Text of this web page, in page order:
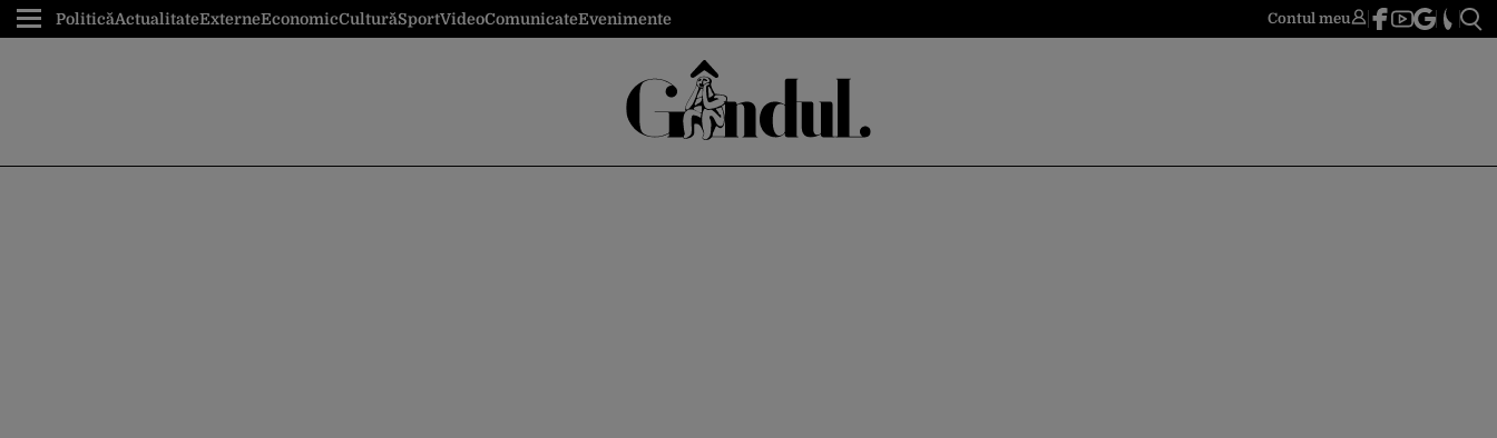
PoliticăActualitateExterneEconomicCulturăSportVideoComunicateEvenimente Contul meu